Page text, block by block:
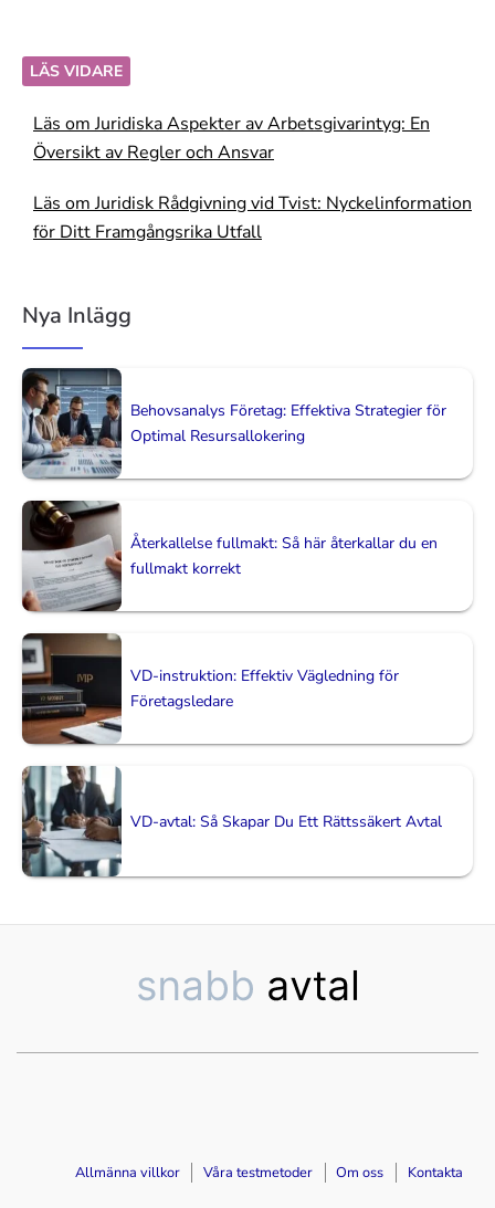
LÄS VIDARE
Läs om Juridiska Aspekter av Arbetsgivarintyg: En
Översikt av Regler och Ansvar
Läs om Juridisk Rådgivning vid Tvist: Nyckelinformation
för Ditt Framgångsrika Utfall
Nya Inlägg
Behovsanalys Företag: Effektiva Strategier för
Optimal Resursallokering
Återkallelse fullmakt: Så här återkallar du en
fullmakt korrekt
VD-instruktion: Effektiv Vägledning för
Företagsledare
VD-avtal: Så Skapar Du Ett Rättssäkert Avtal
Allmänna villkor Våra testmetoder Om oss Kontakta